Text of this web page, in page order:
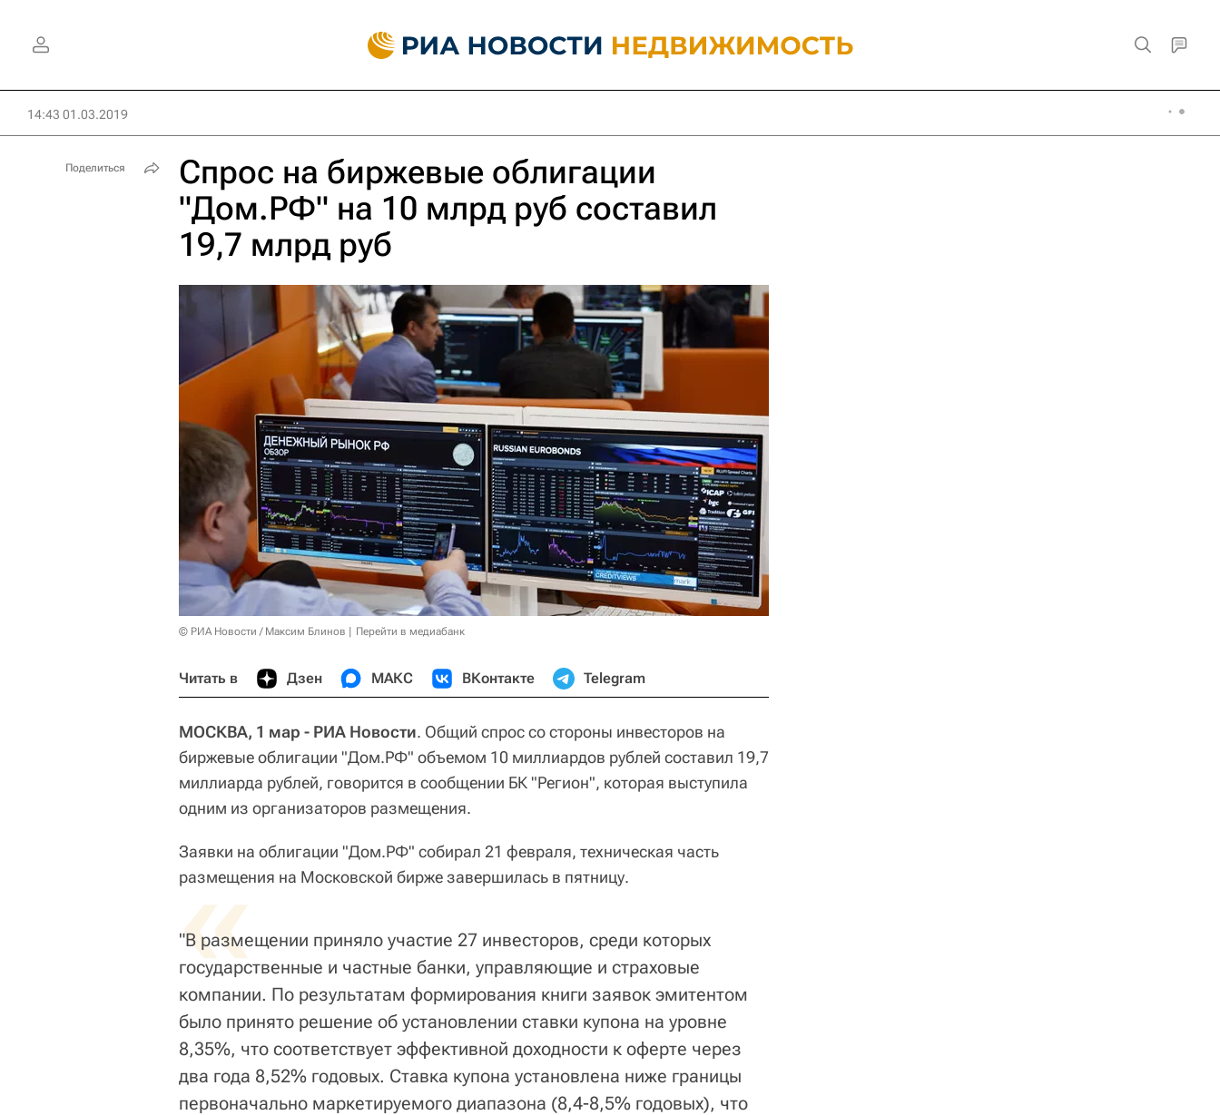
14:43 01.03.2019
Спрос на биржевые облигации
"Дом.РФ" на 10 млрд руб составил
19,7 млрд руб
© РИА Новости / Максим Блинов Перейти в медиабанк
Читать в Дзен МАКС ВКонтакте Telegram
МОСКВА, 1 мар - РИА Новости. Общий спрос со стороны инвесторов на
биржевые облигации "Дом.РФ" объемом 10 миллиардов рублей составил 19,7
миллиарда рублей, говорится в сообщении БК "Регион", которая выступила
одним из организаторов размещения.
Заявки на облигации "Дом.РФ" собирал 21 февраля, техническая часть
размещения на Московской бирже завершилась в пятницу.
«
"В размещении приняло участие 27 инвесторов, среди которых
государственные и частные банки, управляющие и страховые
компании. По результатам формирования книги заявок эмитентом
было принято решение об установлении ставки купона на уровне
8,35%, что соответствует эффективной доходности к оферте через
два года 8,52% годовых. Ставка купона установлена ниже границы
первоначально маркетируемого диапазона (8,4-8,5% годовых), что
Поделиться